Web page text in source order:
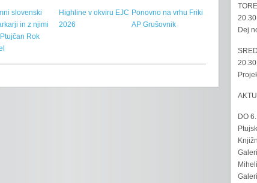
slovenski
in z njimi
Rok
Highline v okviru EJC
2026
Ponovno na vrhu Friki
AP Grušovnik
Dej
DO